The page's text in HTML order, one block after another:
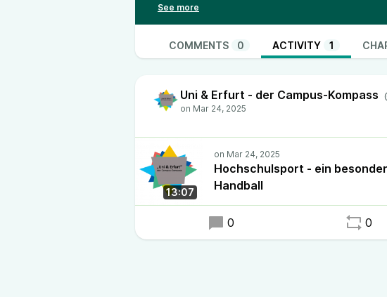
dabei speziell auf Handball, die Hochschulliga
wir einen Blick auf den Vereinssport in Erfurt:
spannenden Thüringen-Derby, anderen
Frauenfußballteams und Handballvereinen wie
verbindet, begeistert und inspiriert!
COMMENTS 0 ACTIVITY 1
Uni & Erfurt - der Campus-Kompass
13:07
Hochschulsport - ein
Handball
0 0